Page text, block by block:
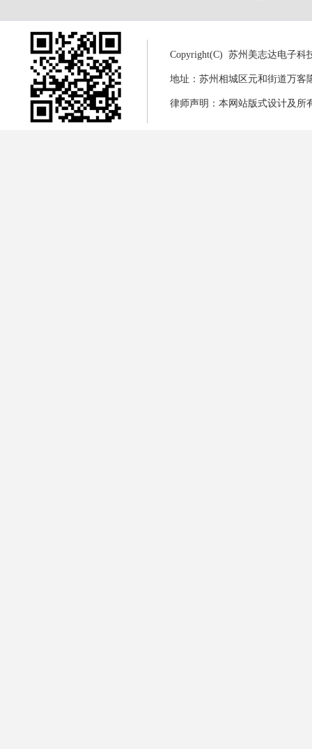
Copyright(C) 苏州美志达电子科
地址：苏州相城区元和街道万客
律师声明：本网站版式设计及所